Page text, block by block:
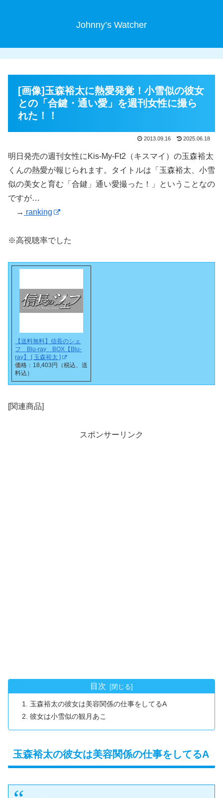
Johnny’s Watcher
[画像]玉森裕太に熱愛発覚！小雪似の彼女
との「合鍵・通い愛」を週刊女性に撮ら
れた！！
2013.09.16 2025.06.18
明日発売の週刊女性にKis-My-Ft2（キスマイ）の玉森裕太
くんの熱愛が報じられます。タイトルは「玉森裕太、小雪
似の美女と育む「合鍵」通い愛撮った！」ということなの
ですが…
→ ranking
※高視聴率でした
【送料無料】信長のシェ
フ Blu-ray BOX【Blu-
ray】 [ 玉森裕太 ]
価格：18,403円（税込、送
料込）
[関連商品]
スポンサーリンク
目次
玉森裕太の彼女は美容関係の仕事をしてるA
彼女は小雪似の観月あこ
玉森裕太の彼女は美容関係の仕事をしてるA